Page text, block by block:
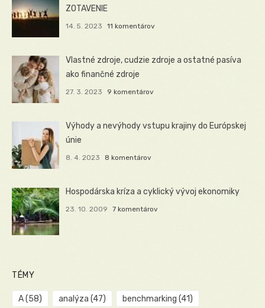
ZOTAVENIE
14. 5. 2023 11 komentárov
Vlastné zdroje, cudzie zdroje a ostatné pasíva
ako finančné zdroje
27. 3. 2023 9 komentárov
Výhody a nevýhody vstupu krajiny do Európskej
únie
8. 4. 2023 8 komentárov
Hospodárska kríza a cyklický vývoj ekonomiky
23. 10. 2009 7 komentárov
TÉMY
A(58) analýza (47) benchmarking (41)